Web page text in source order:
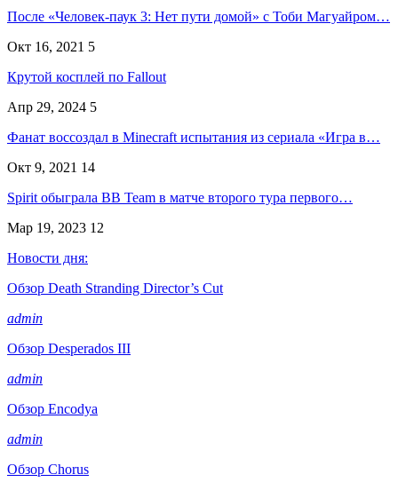
После «Человек-паук 3: Нет пути домой» с Тоби Магуайром…
Окт 16, 2021 5
Крутой косплей по Fallout
Апр 29, 2024 5
Фанат воссоздал в Minecraft испытания из сериала «Игра в…
Окт 9, 2021 14
Spirit обыграла BB Team в матче второго тура первого…
Мар 19, 2023 12
Новости дня:
Обзор Death Stranding Director’s Cut
admin
Обзор Desperados III
admin
Обзор Encodya
admin
Обзор Chorus